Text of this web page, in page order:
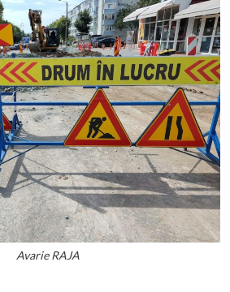
Avarie RAJA